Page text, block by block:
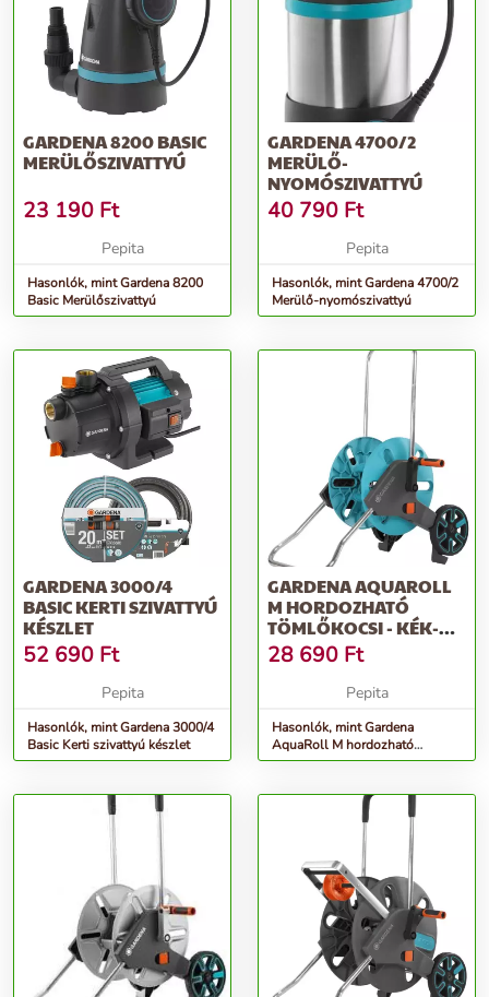
GARDENA 8200 BASIC
MERÜLŐSZIVATTYÚ
23 190 Ft
Pepita
Hasonlók, mint Gardena 8200
Basic Merülőszivattyú
GARDENA 4700/2
MERÜLŐ-
NYOMÓSZIVATTYÚ
40 790 Ft
Pepita
Hasonlók, mint Gardena 4700/2
Merülő-nyomószivattyú
GARDENA 3000/4
BASIC KERTI SZIVATTYÚ
KÉSZLET
52 690 Ft
Pepita
Hasonlók, mint Gardena 3000/4
Basic Kerti szivattyú készlet
GARDENA AQUAROLL
M HORDOZHATÓ
TÖMLŐKOCSI - KÉK-
SZÜRKE
28 690 Ft
Pepita
Hasonlók, mint Gardena
AquaRoll M hordozható
Tömlőkocsi - kék-szürke